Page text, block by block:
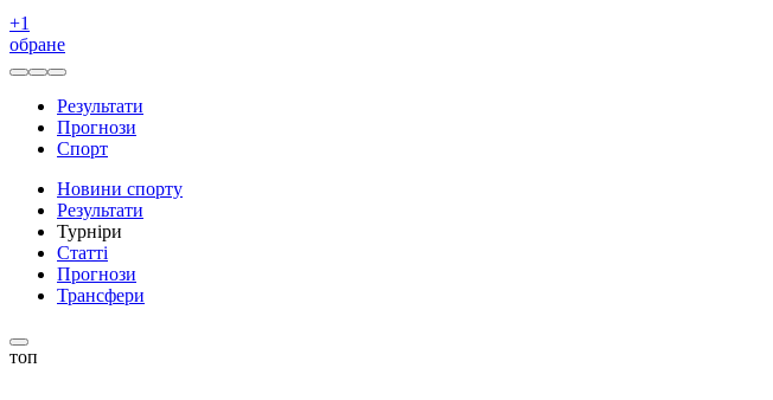
+1
обране
Результати
Прогнози
Спорт
Новини спорту
Результати
Турніри
Статті
Прогнози
Трансфери
топ